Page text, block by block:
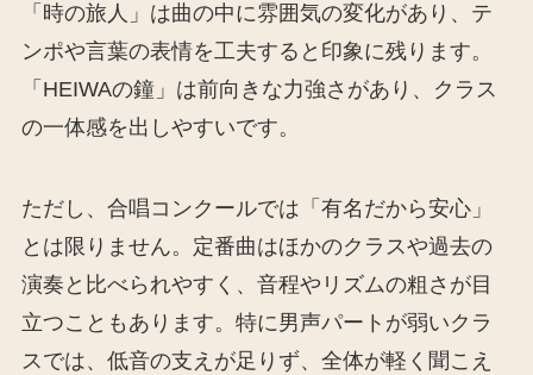
「時の旅人」は曲の中に雰囲気の変化があり、テ
ンポや言葉の表情を工夫すると印象に残ります。
「HEIWAの鐘」は前向きな力強さがあり、クラス
の一体感を出しやすいです。
ただし、合唱コンクールでは「有名だから安心」
とは限りません。定番曲はほかのクラスや過去の
演奏と比べられやすく、音程やリズムの粗さが目
立つこともあります。特に男声パートが弱いクラ
スでは、低音の支えが足りず、全体が軽く聞こえ